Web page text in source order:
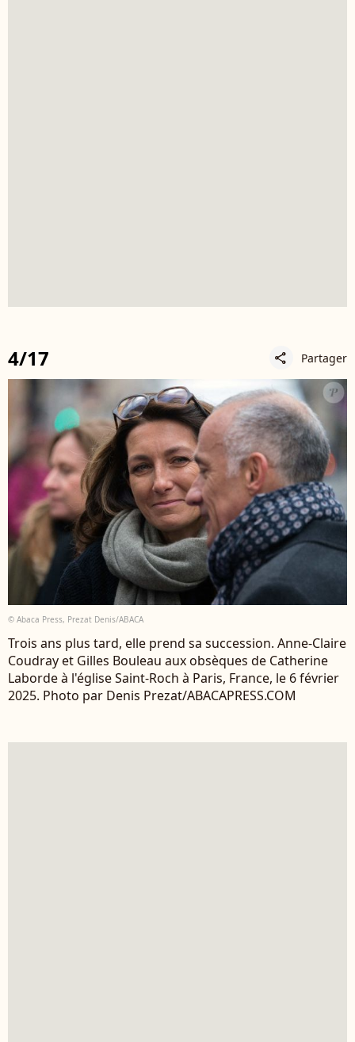
4/17 share Partager
© Abaca Press, Prezat Denis/ABACA
Trois ans plus tard, elle prend sa succession. Anne-Claire
Coudray et Gilles Bouleau aux obsèques de Catherine
Laborde à l'église Saint-Roch à Paris, France, le 6 février
2025. Photo par Denis Prezat/ABACAPRESS.COM